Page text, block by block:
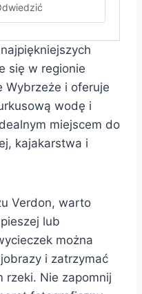
się w regionie
Wybrzeże i oferuje
wodę i
miejscem do
kajakarstwa i
Verdon, warto
lub
można
i zatrzymać
rzeki. Nie zapomnij